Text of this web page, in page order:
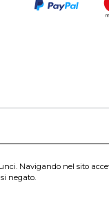
di Roma REA:
Navigando nel sito
negato.